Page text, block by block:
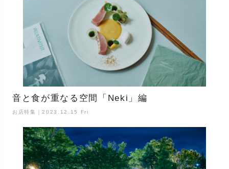
音と食が重なる空間「Neki」編
お店特集｜2023.12.15 Fri